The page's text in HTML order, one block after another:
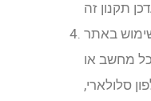
באתר
כל מחשב או
סלולארי,